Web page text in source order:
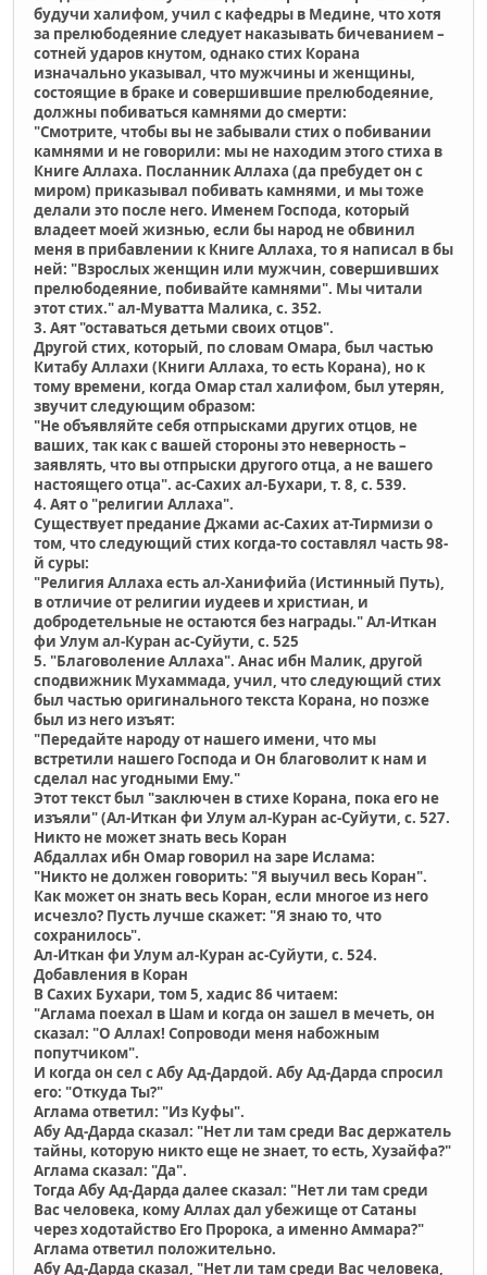
будучи халифом, учил с кафедры в Медине, что хотя
за прелюбодеяние следует наказывать бичеванием –
сотней ударов кнутом, однако стих Корана
изначально указывал, что мужчины и женщины,
состоящие в браке и совершившие прелюбодеяние,
должны побиваться камнями до смерти:
"Смотрите, чтобы вы не забывали стих о побивании
камнями и не говорили: мы не находим этого стиха в
Книге Аллаха. Посланник Аллаха (да пребудет он с
миром) приказывал побивать камнями, и мы тоже
делали это после него. Именем Господа, который
владеет моей жизнью, если бы народ не обвинил
меня в прибавлении к Книге Аллаха, то я написал в бы
ней: "Взрослых женщин или мужчин, совершивших
прелюбодеяние, побивайте камнями". Мы читали
этот стих." ал-Муватта Малика, с. 352.
3. Аят "оставаться детьми своих отцов".
Другой стих, который, по словам Омара, был частью
Китабу Аллахи (Книги Аллаха, то есть Корана), но к
тому времени, когда Омар стал халифом, был утерян,
звучит следующим образом:
"Не объявляйте себя отпрысками других отцов, не
ваших, так как с вашей стороны это неверность –
заявлять, что вы отпрыски другого отца, а не вашего
настоящего отца". ас-Сахих ал-Бухари, т. 8, с. 539.
4. Аят о "религии Аллаха".
Существует предание Джами ас-Сахих ат-Тирмизи о
том, что следующий стих когда-то составлял часть 98-
й суры:
"Религия Аллаха есть aл-Ханифийа (Истинный Путь),
в отличие от религии иудеев и христиан, и
добродетельные не остаются без награды." Ал-Иткан
фи Улум ал-Куран ас-Суйути, с. 525
5. "Благоволение Аллаха". Анас ибн Малик, другой
сподвижник Мухаммада, учил, что следующий стих
был частью оригинального текста Корана, но позже
был из него изъят:
"Передайте народу от нашего имени, что мы
встретили нашего Господа и Он благоволит к нам и
сделал нас угодными Ему."
Этот текст был "заключен в стихе Корана, пока его не
изъяли" (Ал-Иткан фи Улум ал-Куран ас-Суйути, с. 527.
Никто не может знать весь Коран
Абдаллах ибн Омар говорил на заре Ислама:
"Никто не должен говорить: "Я выучил весь Коран".
Как может он знать весь Коран, если многое из него
исчезло? Пусть лучше скажет: "Я знаю то, что
сохранилось".
Ал-Иткан фи Улум ал-Куран ас-Суйути, с. 524.
Добавления в Коран
В Сахих Бухари, том 5, хадис 86 читаем:
"Aглама поехал в Шам и когда он зашел в мечеть, он
сказал: "O Аллах! Сопроводи меня набожным
попутчиком".
И когда он сел с Абу Ад-Дардой. Абу Ад-Дарда спросил
его: "Откуда Ты?"
Aглама ответил: "Из Куфы".
Абу Ад-Дарда сказал: "Нет ли там среди Вас держатель
тайны, которую никто еще не знает, то есть, Хузайфа?"
Aглама сказал: "Да".
Тогда Абу Ад-Дарда далее сказал: "Нет ли там среди
Вас человека, кому Аллах дал убежище от Сатаны
через ходотайство Его Пророка, а именно Aммара?"
Aглама ответил положительно.
Абу Ад-Дарда сказал, "Нет ли там среди Вас человека,